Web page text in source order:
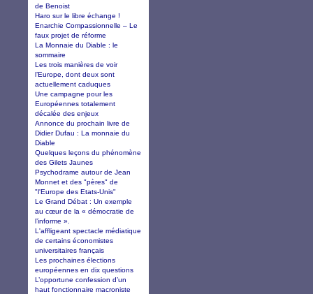
de Benoist
Haro sur le libre échange !
Enarchie Compassionnelle – Le
faux projet de réforme
La Monnaie du Diable : le
sommaire
Les trois manières de voir
l’Europe, dont deux sont
actuellement caduques
Une campagne pour les
Européennes totalement
décalée des enjeux
Annonce du prochain livre de
Didier Dufau : La monnaie du
Diable
Quelques leçons du phénomène
des Gilets Jaunes
Psychodrame autour de Jean
Monnet et des "pères" de
"l'Europe des Etats-Unis"
Le Grand Débat : Un exemple
au cœur de la « démocratie de
l’informe ».
L'affligeant spectacle médiatique
de certains économistes
universitaires français
Les prochaines élections
européennes en dix questions
L’opportune confession d’un
haut fonctionnaire macroniste